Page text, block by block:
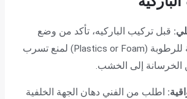
قبل تركيب الباركيه، تأكد من وضع
طبقة عازلة للرطوبة (Plastics or Foam) لمنع تسرب
الخرسانة إلى الخشب.
اطلب من الفني دهان الجهة الخلفية